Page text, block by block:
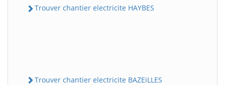
Trouver chantier electricite HAYBES
Trouver chantier electricite BAZEiLLES